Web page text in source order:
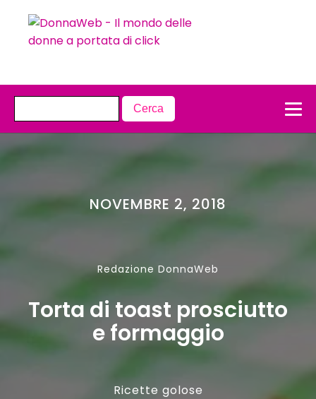
NOVEMBRE 2, 2018
Redazione DonnaWeb
Torta di toast prosciutto
e formaggio
Ricette golose